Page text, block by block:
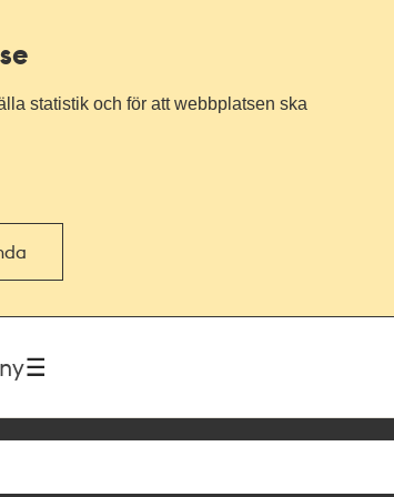
statistik och för att webbplatsen ska